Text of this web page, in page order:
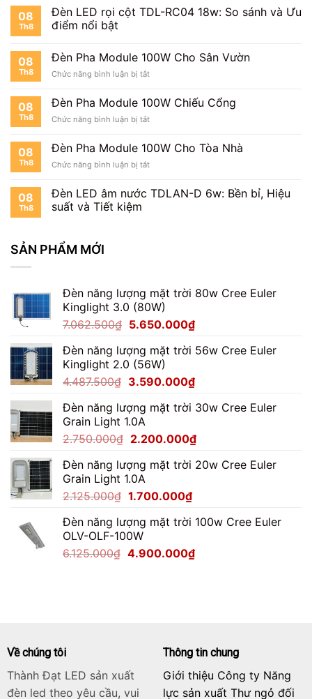
Nhà
Pha
Module
Trang
08
Th8
Đèn LED rọi cột TDL-RC04 18w: So sánh và Ưu
điểm nổi bật
08
Th8
Đèn Pha Module 100W Cho Sân Vườn
Chức năng bình luận bị tắtở
Pha
Module
100W
Sân
08
Th8
Đèn Pha Module 100W Chiếu Cổng
Chức năng bình luận bị tắtở
Pha
Module
100W
Cổng
08
Th8
Đèn Pha Module 100W Cho Tòa Nhà
Chức năng bình luận bị tắtở
Pha
Module
08
Th8
Đèn LED âm nước TDLAN-D 6w: Bền bỉ, Hiệu
suất và Tiết kiệm
SẢN PHẨM MỚI
Đèn năng lượng mặt trời 80w Cree Euler
Kinglight 3.0 (80W)
7.062.500₫ Giá
là:
7.062.500₫.
5.650.000₫Giá
tại
5.650.000₫.
Đèn năng lượng mặt trời 56w Cree Euler
Kinglight 2.0 (56W)
4.487.500₫ Giá
là:
4.487.500₫.
3.590.000₫Giá
tại
3.590.000₫.
Đèn năng lượng mặt trời 30w Cree Euler
Grain Light 1.0A
2.750.000₫ Giá
là:
2.750.000₫.
2.200.000₫Giá
tại
Đèn năng lượng mặt trời 20w Cree Euler
Grain Light 1.0A
2.125.000₫ Giá
là:
2.125.000₫.
1.700.000₫Giá
tại
1.700.000₫.
Đèn năng lượng mặt trời 100w Cree Euler
OLV-OLF-100W
6.125.000₫ Giá
4.900.000₫Giá
Về chúng tôi
Thành Đạt LED sản xuất
đèn led theo yêu cầu, vui
Thông tin chung
Giới thiệu Công ty Năng
lực sản xuất Thư ngỏ đối